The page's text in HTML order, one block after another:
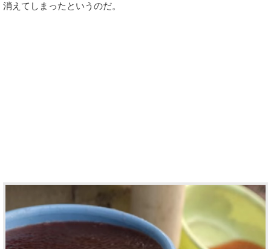
消えてしまったというのだ。